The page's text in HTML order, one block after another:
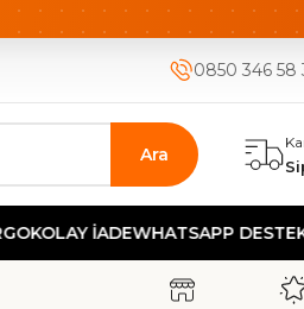
ALIŞVERİŞ-KOLAY İADE
0850 346 58
Ara
İADEWHATSAPP DESTEK